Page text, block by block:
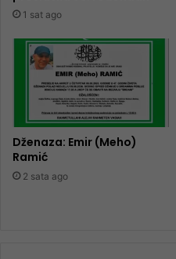
1 sat ago
Dženaza: Emir (Meho)
Ramić
2 sata ago